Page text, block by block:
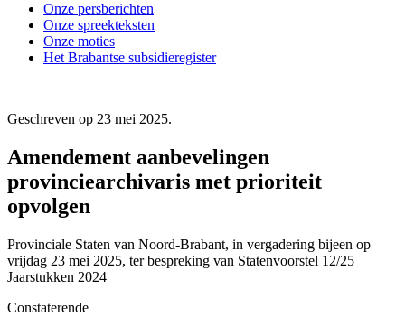
Onze persberichten
Onze spreekteksten
Onze moties
Het Brabantse subsidieregister
Geschreven op 23 mei 2025.
Amendement aanbevelingen
provinciearchivaris met prioriteit
opvolgen
Provinciale Staten van Noord-Brabant, in vergadering bijeen op
vrijdag 23 mei 2025, ter bespreking van Statenvoorstel 12/25
Jaarstukken 2024
Constaterende